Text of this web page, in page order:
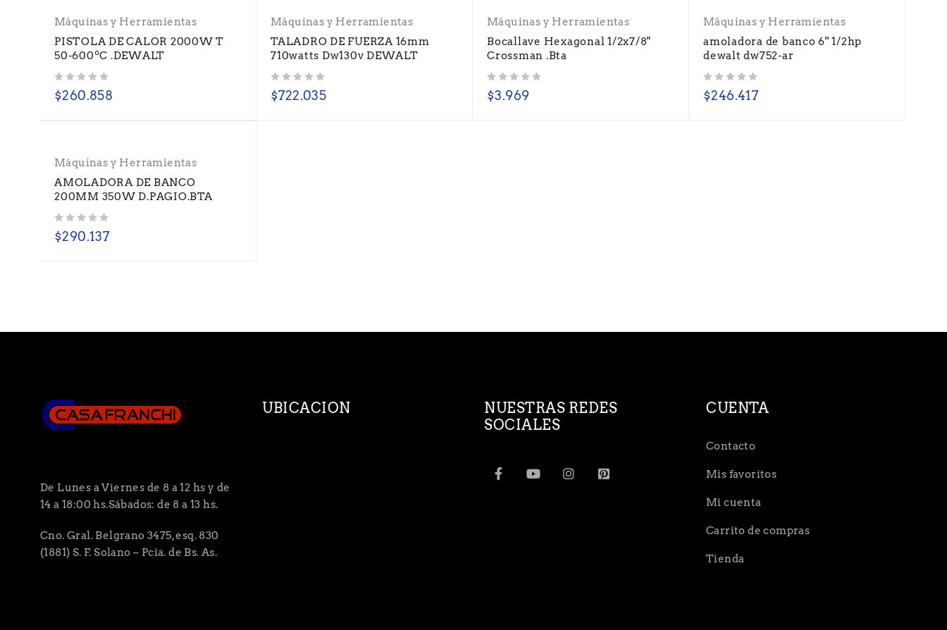
Máquinas y Herramientas
PISTOLA DE CALOR 2000W T
50-600ºC .DEWALT
$260.858
Máquinas y Herramientas
TALADRO DE FUERZA 16mm
710watts Dw130v DEWALT
$722.035
Máquinas y Herramientas
Bocallave Hexagonal 1/2x7/8"
Crossman .Bta
$3.969
Máquinas y Herramientas
amoladora de banco 6'' 1/2hp
dewalt dw752-ar
$246.417
Máquinas y Herramientas
AMOLADORA DE BANCO
200MM 350W D.PAGIO.BTA
$290.137
De Lunes a Viernes de 8 a 12 hs y de
14 a 18:00 hs.Sábados: de 8 a 13 hs.
Cno. Gral. Belgrano 3475, esq. 830
(1881) S. F. Solano – Pcia. de Bs. As.
UBICACION
NUESTRAS REDES
SOCIALES
CUENTA
Contacto
Mis favoritos
Mi cuenta
Carrito de compras
Tienda